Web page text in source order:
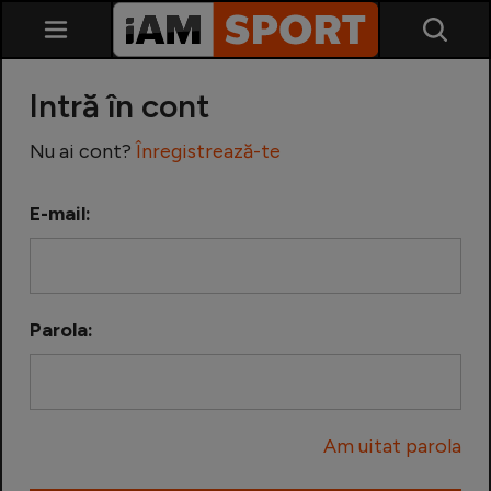
Echipa Națională
Intră în cont
Nu ai cont? Înregistrează-te
E-mail:
Parola:
Am uitat parola